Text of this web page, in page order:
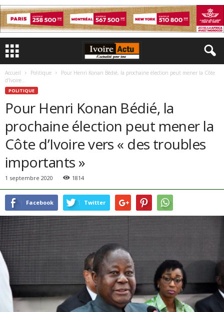
Accueil Politique
Pour Henri Konan Bédié, la prochaine élection peut mener la Côte
d’Ivoire...
POLITIQUE
Pour Henri Konan Bédié, la
prochaine élection peut mener la
Côte d’Ivoire vers « des troubles
importants »
1 septembre 2020 1814
Facebook Twitter